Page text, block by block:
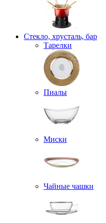
Стекло, хрусталь, бар
Тарелки
Пиалы
Миски
Чайные чашки